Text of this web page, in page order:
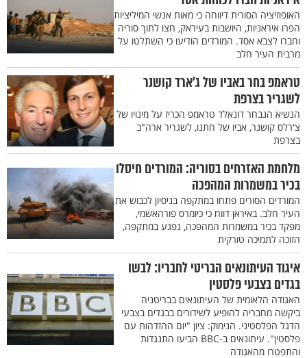
האופוזיציה הסורית דיווחה כי מאות אנשי המיליציות
הפרו איראניות, היושבות בעיראק, חצו לתוך סוריה
וחברו לצבא אסד. המורדים הודיעו כי השתלטו על
מרבית העיר חלב
טראמפ בחר באביו של ג'ארד קושנר
לשגריר בצרפת
הנשיא הנבחר דונאלד טראמפ הכריז על מינויו של
צ'רלס קושנר, אביו של חתנו, לשגריר ארה"ב
בצרפת
מלחמת האזרחים בסוריה: המורדים חיסלו
בכיר במשמרות המהפכה
המורדים הסורים פתחו במתקפה בניסיון לכבוש את
העיר חלב. באיראן דווח כי כיומרס פורהאשמי,
מפקד בכיר במשמרות המהפכה, נפגע במתקפה,
הזוכה לתמיכה טורקית
איגוד העיתונאים הבריטי לחבריו: לבשו
בגדים בצבעי פלסטין
האגודה הלאומית של העיתונאים בבריטניה
ביקשה מחבריה להופיע לשידורים בבגדים בצבעי
הדגל הפלסטיני. הנימוק: ציון "יום ההזדהות עם
פלסטין". עיתונאים ב-BBC הביעו התנגדות
והתפטרו מהאגודה